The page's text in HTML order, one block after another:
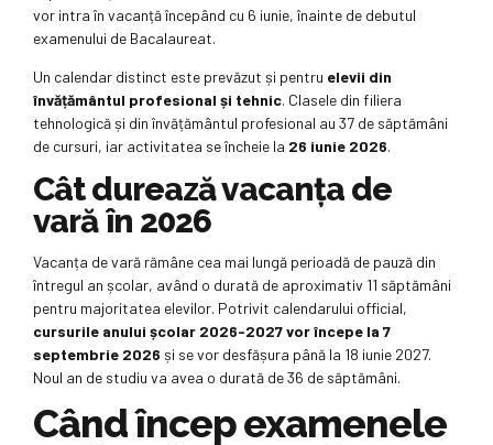
vor intra în vacanță începând cu 6 iunie, înainte de debutul
examenului de Bacalaureat.
Un calendar distinct este prevăzut și pentru elevii din
învățământul profesional și tehnic. Clasele din filiera
tehnologică și din învățământul profesional au 37 de săptămâni
de cursuri, iar activitatea se încheie la 26 iunie 2026.
Cât durează vacanța de
vară în 2026
Vacanța de vară rămâne cea mai lungă perioadă de pauză din
întregul an școlar, având o durată de aproximativ 11 săptămâni
pentru majoritatea elevilor. Potrivit calendarului official,
cursurile anului școlar 2026-2027 vor începe la 7
septembrie 2026 și se vor desfășura până la 18 iunie 2027.
Noul an de studiu va avea o durată de 36 de săptămâni.
Când încep examenele